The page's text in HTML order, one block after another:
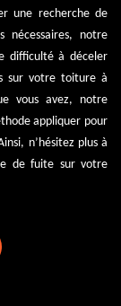
une recherche de
notre
difficulté à déceler
sur votre toiture à
vous avez, notre
appliquer pour
n’hésitez plus à
de fuite sur votre